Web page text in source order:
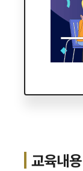
교육내용